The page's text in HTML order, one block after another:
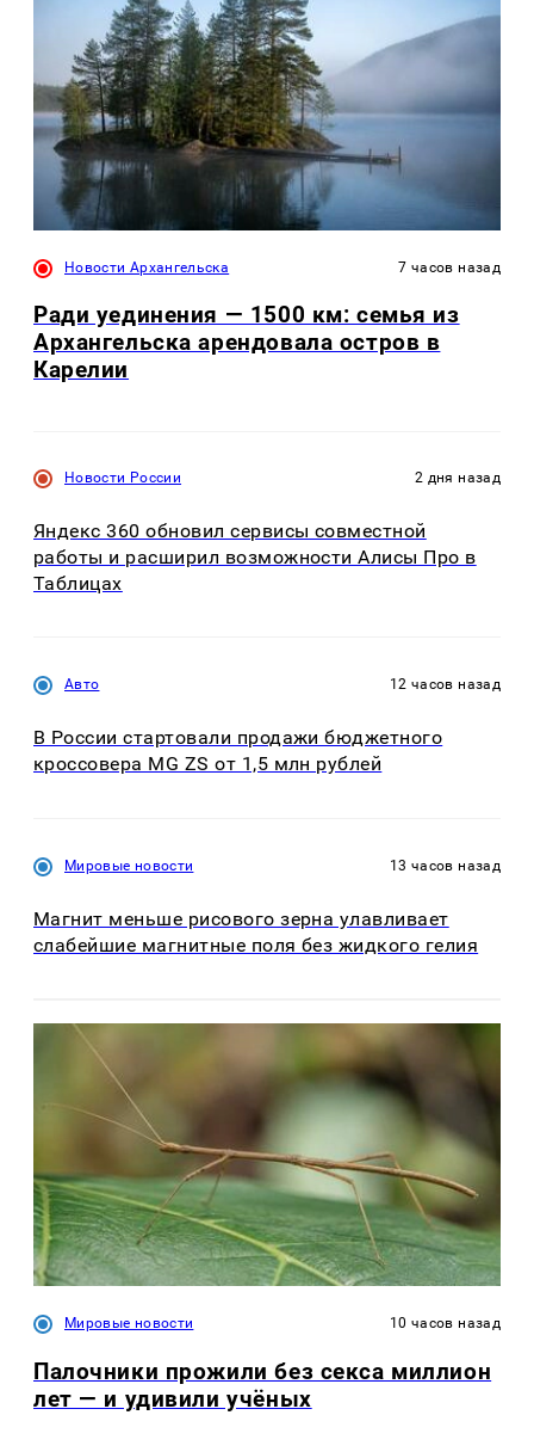
Новости Архангельска 7 часов назад
Ради уединения — 1500 км: семья из
Архангельска арендовала остров в
Карелии
Новости России 2 дня назад
Яндекс 360 обновил сервисы совместной
работы и расширил возможности Алисы Про в
Таблицах
Авто 12 часов назад
В России стартовали продажи бюджетного
кроссовера MG ZS от 1,5 млн рублей
Мировые новости 13 часов назад
Магнит меньше рисового зерна улавливает
слабейшие магнитные поля без жидкого гелия
Мировые новости 10 часов назад
Палочники прожили без секса миллион
лет — и удивили учёных